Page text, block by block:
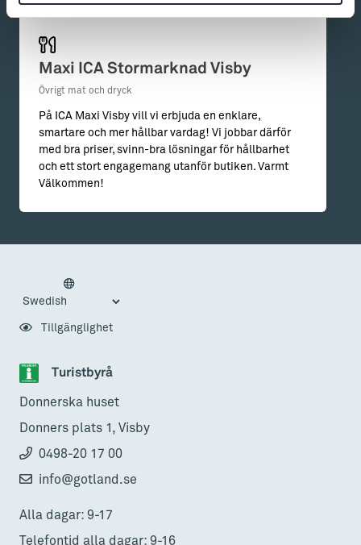
Maxi ICA Stormarknad Visby
Övrigt mat och dryck
På ICA Maxi Visby vill vi erbjuda en enklare,
smartare och mer hållbar vardag! Vi jobbar därför
med bra priser, svinn-bra lösningar för hållbarhet
och ett stort engagemang utanför butiken. Varmt
Välkommen!
Turistbyrå
Donnerska huset
Donners plats 1, Visby
0498-20 17 00
info@gotland.se
Alla dagar: 9-17
Telefontid alla dagar: 9-16
Tillgänglighet